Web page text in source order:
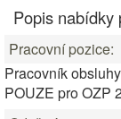
Popis nabídky
Pracovní pozice:
Pracovník
POUZE pro OZP